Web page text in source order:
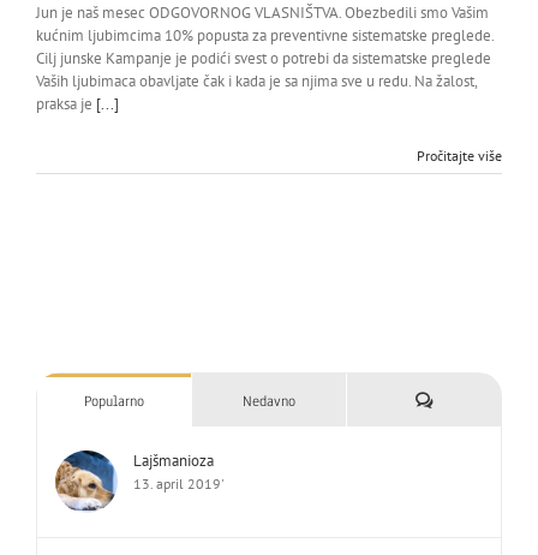
Jun je naš mesec ODGOVORNOG VLASNIŠTVA. Obezbedili smo Vašim
kućnim ljubimcima 10% popusta za preventivne sistematske preglede.
Cilj junske Kampanje je podići svest o potrebi da sistematske preglede
Vaših ljubimaca obavljate čak i kada je sa njima sve u redu. Na žalost,
praksa je [...]
Pročitajte više
Popularno Nedavno Komentari
Lajšmanioza
13. april 2019'